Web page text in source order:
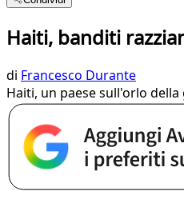
Haiti, banditi
di Francesco Durante
Haiti, un paese sull'orlo